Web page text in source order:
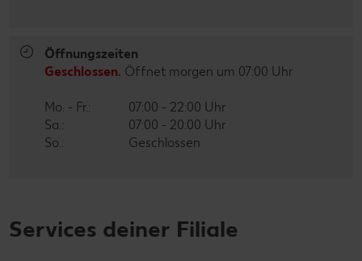
Öffnungszeiten
Geschlossen. Öffnet morgen um 07:00 Uhr
Mo. - Fr.:
07:00 - 22:00 Uhr
Sa.:
07:00 - 20:00 Uhr
So.:
Geschlossen
Services deiner Filiale